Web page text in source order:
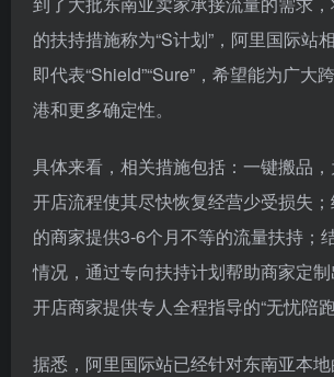
的扶持措施称为“S计划”，阿里国际站
即代表“Shield”“Sure”，希望能为广大
港和更多确定性。
具体来看，相关措施包括：一键搬品
开店流程使其尽快恢复经营少受损失
的商家提供3-6个月不等的流量扶持；
情况，通过专向扶持计划帮助商家定
开店商家提供专人全程指导的“无忧陪跑
据悉，阿里国际站已经针对东南亚本